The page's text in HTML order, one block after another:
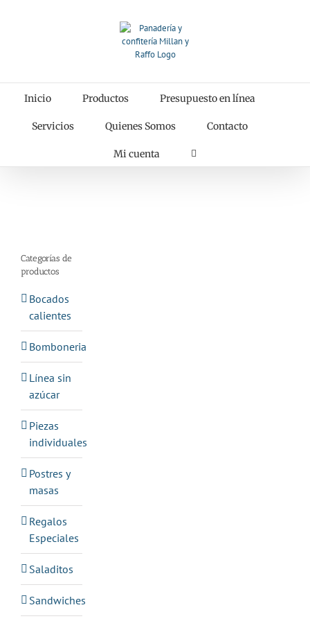
Inicio Productos Presupuesto en línea
Servicios Quienes Somos Contacto
Mi cuenta
Categorías de
productos
Bocados
calientes
Bomboneria
Línea sin
azúcar
Piezas
individuales
Postres y
masas
Regalos
Especiales
Saladitos
Sandwiches